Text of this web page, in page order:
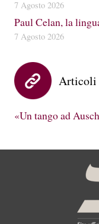
7 Agosto 2026
Paul Celan, la
7 Agosto 2026
Articoli
«Un tango ad